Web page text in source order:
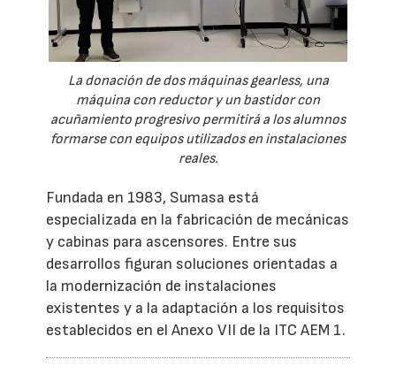
La donación de dos máquinas gearless, una
máquina con reductor y un bastidor con
acuñamiento progresivo permitirá a los alumnos
formarse con equipos utilizados en instalaciones
reales.
Fundada en 1983, Sumasa está
especializada en la fabricación de mecánicas
y cabinas para ascensores. Entre sus
desarrollos figuran soluciones orientadas a
la modernización de instalaciones
existentes y a la adaptación a los requisitos
establecidos en el Anexo VII de la ITC AEM 1.